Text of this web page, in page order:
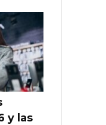
y las